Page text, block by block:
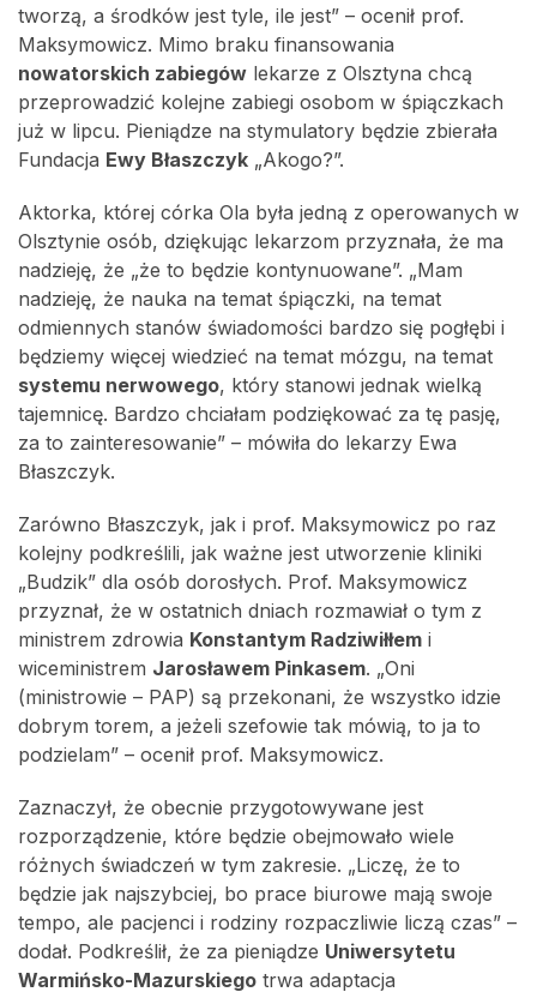
tworzą, a środków jest tyle, ile jest” – ocenił prof.
Maksymowicz. Mimo braku finansowania
nowatorskich zabiegów lekarze z Olsztyna chcą
przeprowadzić kolejne zabiegi osobom w śpiączkach
już w lipcu. Pieniądze na stymulatory będzie zbierała
Fundacja Ewy Błaszczyk „Akogo?”.
Aktorka, której córka Ola była jedną z operowanych w
Olsztynie osób, dziękując lekarzom przyznała, że ma
nadzieję, że „że to będzie kontynuowane”. „Mam
nadzieję, że nauka na temat śpiączki, na temat
odmiennych stanów świadomości bardzo się pogłębi i
będziemy więcej wiedzieć na temat mózgu, na temat
systemu nerwowego, który stanowi jednak wielką
tajemnicę. Bardzo chciałam podziękować za tę pasję,
za to zainteresowanie” – mówiła do lekarzy Ewa
Błaszczyk.
Zarówno Błaszczyk, jak i prof. Maksymowicz po raz
kolejny podkreślili, jak ważne jest utworzenie kliniki
„Budzik” dla osób dorosłych. Prof. Maksymowicz
przyznał, że w ostatnich dniach rozmawiał o tym z
ministrem zdrowia Konstantym Radziwiłłem i
wiceministrem Jarosławem Pinkasem. „Oni
(ministrowie – PAP) są przekonani, że wszystko idzie
dobrym torem, a jeżeli szefowie tak mówią, to ja to
podzielam” – ocenił prof. Maksymowicz.
Zaznaczył, że obecnie przygotowywane jest
rozporządzenie, które będzie obejmowało wiele
różnych świadczeń w tym zakresie. „Liczę, że to
będzie jak najszybciej, bo prace biurowe mają swoje
tempo, ale pacjenci i rodziny rozpaczliwie liczą czas” –
dodał. Podkreślił, że za pieniądze Uniwersytetu
Warmińsko-Mazurskiego trwa adaptacja